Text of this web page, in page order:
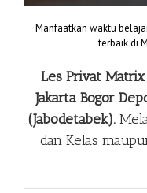
Manfaatkan waktu
terbaik di
Les Privat Matrix
Jakarta Bogor
(Jabodetabek).
dan Kelas